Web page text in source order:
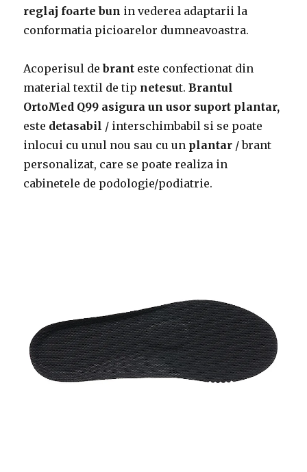
reglaj foarte bun in vederea adaptarii la
conformatia picioarelor dumneavoastra.
Acoperisul debrant este confectionat din
material textil de tip netesut.Brantul
OrtoMed Q99 asigura un usor suport plantar,
este detasabil / interschimbabil si se poate
inlocui cu unul nou sau cu un plantar / brant
personalizat, care se poate realiza in
cabinetele de podologie/podiatrie.